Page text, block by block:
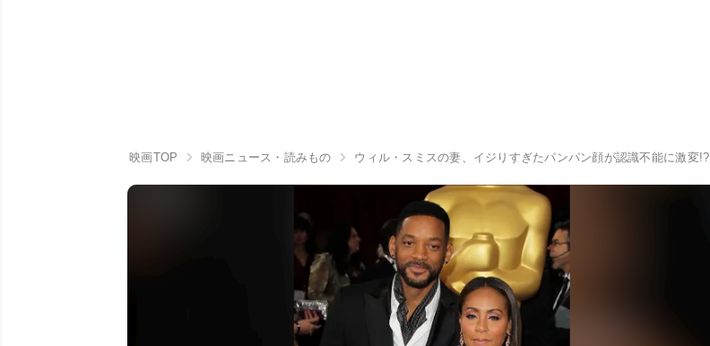
映画TOP 映画ニュース・読みもの ウィル・スミスの妻、イジりすぎたパンパン顔が認識不能に激変!?